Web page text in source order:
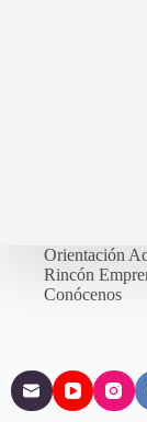
Orientación
Rincón
Conócenos